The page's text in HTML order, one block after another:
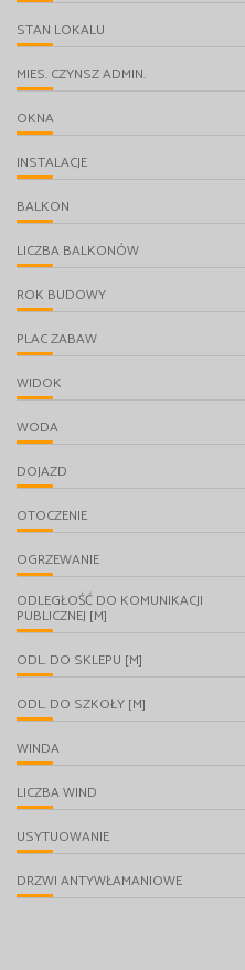
STAN LOKALU
MIES. CZYNSZ ADMIN.
OKNA
INSTALACJE
BALKON
LICZBA BALKONÓW
ROK BUDOWY
PLAC ZABAW
WIDOK
WODA
DOJAZD
OTOCZENIE
OGRZEWANIE
ODLEGŁOŚĆ DO KOMUNIKACJI
PUBLICZNEJ [M]
ODL. DO SKLEPU [M]
ODL. DO SZKOŁY [M]
WINDA
LICZBA WIND
USYTUOWANIE
DRZWI ANTYWŁAMANIOWE